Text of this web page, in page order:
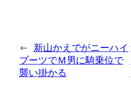
← 新山かえでがニーハイ
ブーツでＭ男に騎乗位で
襲い掛かる